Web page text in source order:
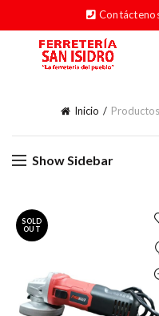
Inicio
Show Sidebar
SOLD
OUT